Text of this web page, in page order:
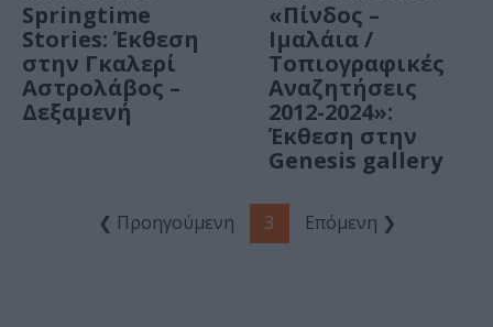
Springtime
Stories: Έκθεση
στην Γκαλερί
Αστρολάβος –
Δεξαμενή
«Πίνδος –
Ιμαλάια /
Τοπιογραφικές
Αναζητήσεις
2012-2024»:
Έκθεση στην
Genesis gallery
❮ Προηγούμενη 3 Επόμενη ❯